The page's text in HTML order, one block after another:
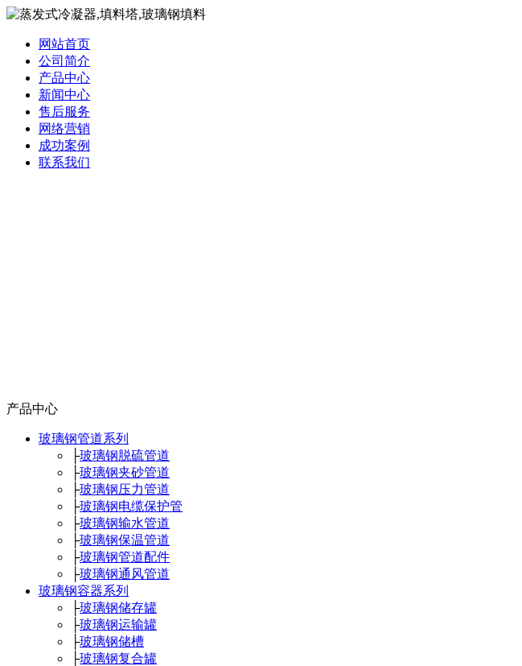
网站首页
公司简介
产品中心
新闻中心
售后服务
网络营销
成功案例
联系我们
产品中心
玻璃钢管道系列
├玻璃钢脱硫管道
├玻璃钢夹砂管道
├玻璃钢压力管道
├玻璃钢电缆保护管
├玻璃钢输水管道
├玻璃钢保温管道
├玻璃钢管道配件
├玻璃钢通风管道
玻璃钢容器系列
├玻璃钢储存罐
├玻璃钢运输罐
├玻璃钢储槽
├玻璃钢复合罐